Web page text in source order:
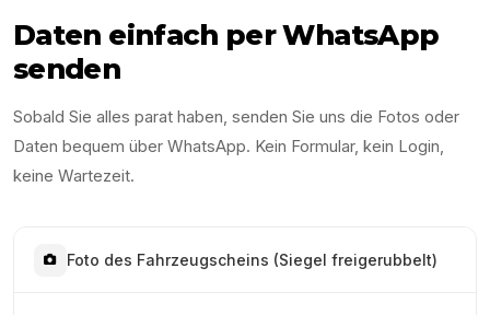
Daten einfach per WhatsApp
senden
Sobald Sie alles parat haben, senden Sie uns die Fotos oder
Daten bequem über WhatsApp. Kein Formular, kein Login,
keine Wartezeit.
Foto des Fahrzeugscheins (Siegel freigerubbelt)